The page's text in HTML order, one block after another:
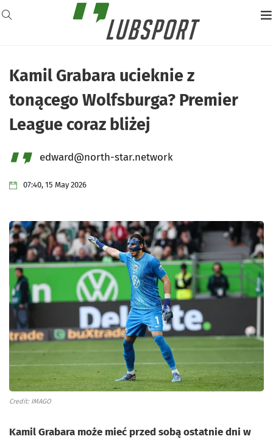
Kamil Grabara ucieknie z
tonącego Wolfsburga? Premier
League coraz bliżej
edward@north-star.network
07:40, 15 May 2026
Credit: IMAGO
Kamil Grabara może mieć przed sobą ostatnie dni w